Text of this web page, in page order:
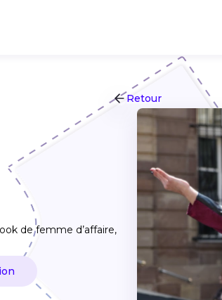
Retour
de femme d’affaire,